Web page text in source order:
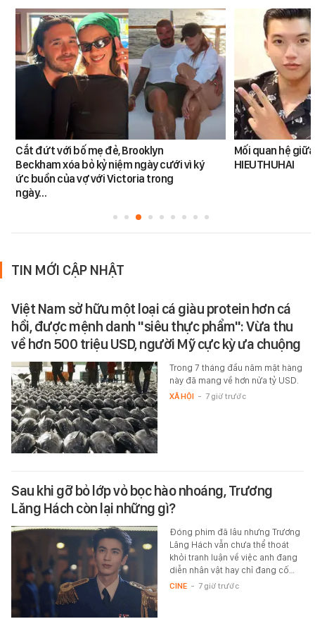
Cắt đứt với bố mẹ đẻ, Brooklyn
Beckham xóa bỏ kỷ niệm ngày cưới vì ký
ức buồn của vợ với Victoria trong
ngày…
Mối quan hệ giữa
HIEUTHUHAI
TIN MỚI CẬP NHẬT
Việt Nam sở hữu một loại cá giàu protein hơn cá
hồi, được mệnh danh "siêu thực phẩm": Vừa thu
về hơn 500 triệu USD, người Mỹ cực kỳ ưa chuộng
Trong 7 tháng đầu năm mặt hàng
này đã mang về hơn nửa tỷ USD.
XÃ HỘI - 7 giờ trước
Sau khi gỡ bỏ lớp vỏ bọc hào nhoáng, Trương
Lăng Hách còn lại những gì?
Đóng phim đã lâu nhưng Trương
Lăng Hách vẫn chưa thể thoát
khỏi tranh luận về việc anh đang
diễn nhân vật hay chỉ đang cố…
CINE - 7 giờ trước